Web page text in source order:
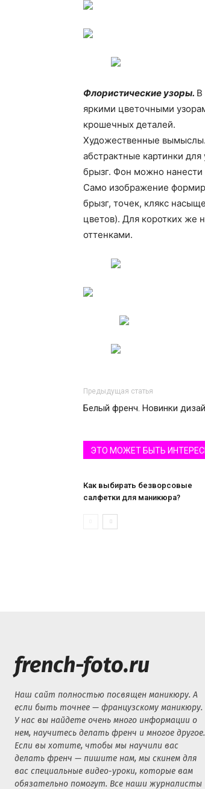
Флористические узоры. В
яркими цветочными
крошечных деталей.
Художественные вымыслы.
абстрактные картинки
брызг. Фон можно
Само изображение
брызг, точек, клякс
цветов). Для коротких же
оттенками.
Предыдущая статья
Белый френч. Новинки
ЭТО МОЖЕТ БЫТЬ
Как выбирать безворсовые
салфетки для маникюра?
french-foto.ru
Наш сайт полностью посвящен маникюру. А
если быть точнее — французскому маникюру.
У нас вы найдете очень много информации о
нем, научитесь делать френч и многое другое.
Если вы хотите, чтобы мы научили вас
делать френч — пишите нам, мы скинем для
вас специальные видео-уроки, которые вам
обязательно помогут. Все наши журналисты